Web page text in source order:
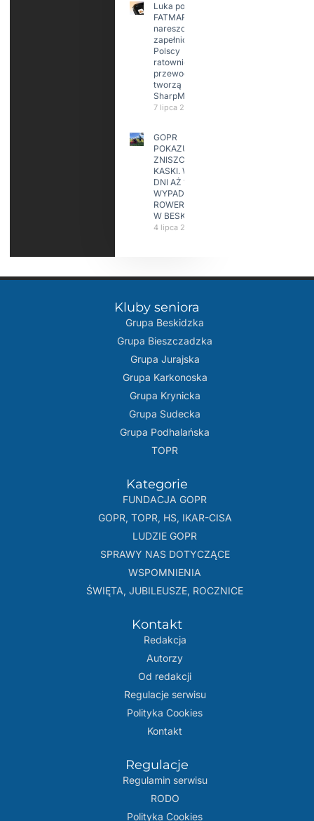
Luka po
FATMAP-ie
nareszcie
zapełniona?
Polscy
ratownicy i
przewodnicy
tworzą
SharpMap
7 lipca 2026
GOPR
POKAZUJE
ZNISZCZONE
KASKI. W KILKA
DNI AŻ 15
WYPADKÓW
ROWERZYSTÓW
W BESKIDACH
4 lipca 2026
Kluby seniora
Grupa Beskidzka​
Grupa Bieszczadzka
Grupa Jurajska
Grupa Karkonoska
Grupa Krynicka
Grupa Sudecka
Grupa Podhalańska
TOPR
Kategorie
FUNDACJA GOPR
GOPR, TOPR, HS, IKAR-CISA
LUDZIE GOPR
SPRAWY NAS DOTYCZĄCE
WSPOMNIENIA
ŚWIĘTA, JUBILEUSZE, ROCZNICE
Kontakt
Redakcja
Autorzy
Od redakcji
Regulacje serwisu
Polityka Cookies
Kontakt
Regulacje
Regulamin serwisu
RODO
Polityka Cookies